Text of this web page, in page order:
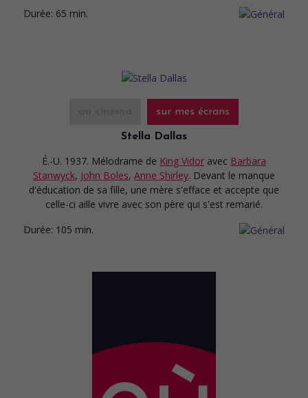
Durée: 65 min.
sur mes écrans
Stella Dallas
É.-U. 1937. Mélodrame de King Vidor avec Barbara
Stanwyck, John Boles, Anne Shirley. Devant le manque
d'éducation de sa fille, une mère s'efface et accepte que
celle-ci aille vivre avec son père qui s'est remarié.
Durée: 105 min.